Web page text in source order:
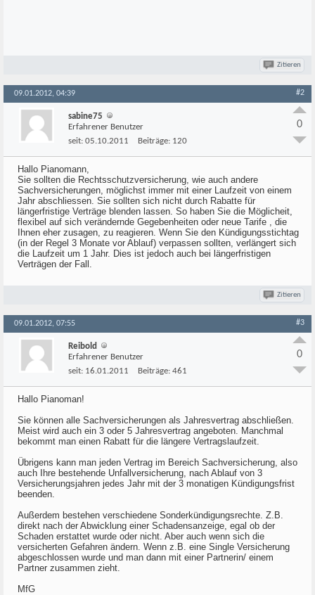
Zitieren
09.01.2012, 04:39 #2
sabine75
Erfahrener Benutzer
seit: 05.10.2011 Beiträge: 120
0
Hallo Pianomann,
Sie sollten die Rechtsschutzversicherung, wie auch andere
Sachversicherungen, möglichst immer mit einer Laufzeit von einem
Jahr abschliessen. Sie sollten sich nicht durch Rabatte für
längerfristige Verträge blenden lassen. So haben Sie die Möglicheit,
flexibel auf sich verändernde Gegebenheiten oder neue Tarife , die
Ihnen eher zusagen, zu reagieren. Wenn Sie den Kündigungsstichtag
(in der Regel 3 Monate vor Ablauf) verpassen sollten, verlängert sich
die Laufzeit um 1 Jahr. Dies ist jedoch auch bei längerfristigen
Verträgen der Fall.
Zitieren
09.01.2012, 07:55 #3
Reibold
Erfahrener Benutzer
seit: 16.01.2011 Beiträge: 461
0
Hallo Pianoman!
Sie können alle Sachversicherungen als Jahresvertrag abschließen.
Meist wird auch ein 3 oder 5 Jahresvertrag angeboten. Manchmal
bekommt man einen Rabatt für die längere Vertragslaufzeit.
Übrigens kann man jeden Vertrag im Bereich Sachversicherung, also
auch Ihre bestehende Unfallversicherung, nach Ablauf von 3
Versicherungsjahren jedes Jahr mit der 3 monatigen Kündigungsfrist
beenden.
Außerdem bestehen verschiedene Sonderkündigungsrechte. Z.B.
direkt nach der Abwicklung einer Schadensanzeige, egal ob der
Schaden erstattet wurde oder nicht. Aber auch wenn sich die
versicherten Gefahren ändern. Wenn z.B. eine Single Versicherung
abgeschlossen wurde und man dann mit einer Partnerin/ einem
Partner zusammen zieht.
MfG